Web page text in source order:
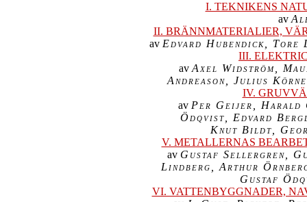
I. TEKNIKENS
av
II. BRÄNNMATERIALIER,
av Edvard Hubendick,
III.
av Axel Widström,
Andreason, Julius
IV.
av Per Geijer, Harald
Ödqvist, Edvard
Knut Bildt,
V. METALLERNAS
av Gustaf Sellergren,
Lindberg, Arthur
Gustaf
VI. VATTENBYGGNADER,